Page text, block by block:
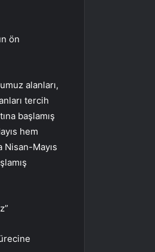
ön
alanları,
tercih
başlamış
hem
Mayıs